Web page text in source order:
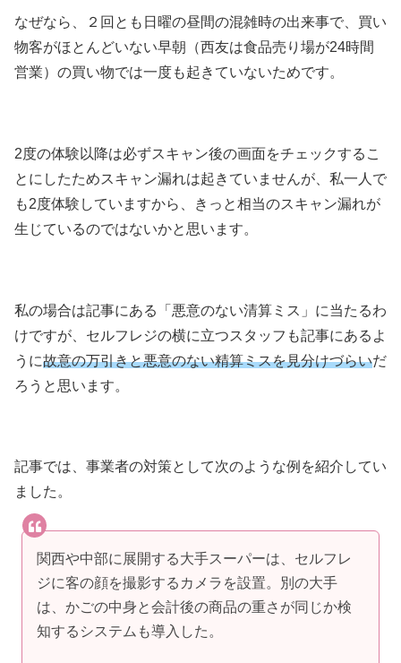
なぜなら、２回とも日曜の昼間の混雑時の出来事で、買い
物客がほとんどいない早朝（西友は食品売り場が24時間
営業）の買い物では一度も起きていないためです。
2度の体験以降は必ずスキャン後の画面をチェックするこ
とにしたためスキャン漏れは起きていませんが、私一人で
も2度体験していますから、きっと相当のスキャン漏れが
生じているのではないかと思います。
私の場合は記事にある「悪意のない清算ミス」に当たるわ
けですが、セルフレジの横に立つスタッフも記事にあるよ
うに故意の万引きと悪意のない精算ミスを見分けづらいだ
ろうと思います。
記事では、事業者の対策として次のような例を紹介してい
ました。
関西や中部に展開する大手スーパーは、セルフレ
ジに客の顔を撮影するカメラを設置。別の大手
は、かごの中身と会計後の商品の重さが同じか検
知するシステムも導入した。